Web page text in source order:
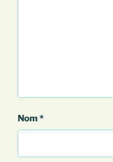
Nom*